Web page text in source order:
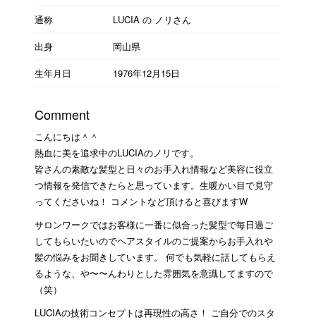
通称
LUCIA の ノリさん
出身
岡山県
生年月日
1976年12月15日
Comment
こんにちは＾＾
熱血に美を追求中のLUCIAのノリです。
皆さんの素敵な髪型と日々のお手入れ情報など美容に役立
つ情報を発信できたらと思っています。生暖かい目で見守
ってくださいね！ コメントなど頂けると喜びますW
サロンワークではお客様に一番に似合った髪型で毎日過ご
してもらいたいのでヘアスタイルのご提案からお手入れや
髪の悩みをお聞きしています。 何でも気軽に話してもらえ
るような、や〜〜んわりとした雰囲気を意識してますので
（笑）
LUCIAの技術コンセプトは再現性の高さ！ ご自分でのスタ